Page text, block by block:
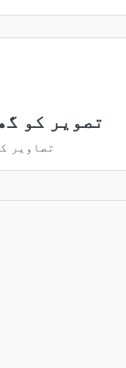
تصویر کو
تصاویر